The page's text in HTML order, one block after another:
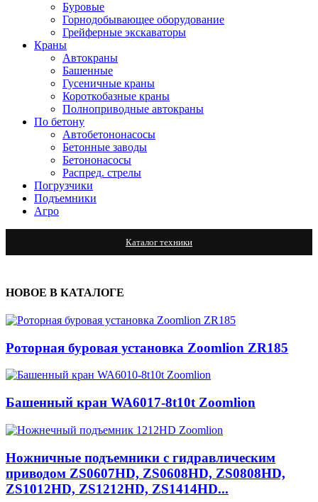
Буровые
Горнодобывающее оборудование
Грейферные экскаваторы
Краны
Автокраны
Башенные
Гусеничные краны
Короткобазные краны
Полноприводные автокраны
По бетону
Автобетононасосы
Бетонные заводы
Бетононасосы
Распред. стрелы
Погрузчики
Подъемники
Агро
Каталог техники
НОВОЕ В КАТАЛОГЕ
Роторная буровая установка Zoomlion ZR185
Башенный кран WA6017-8t10t Zoomlion
Ножничные подъемники с гидравлическим
приводом ZS0607HD, ZS0608HD, ZS0808HD,
ZS1012HD, ZS1212HD, ZS1414HD...